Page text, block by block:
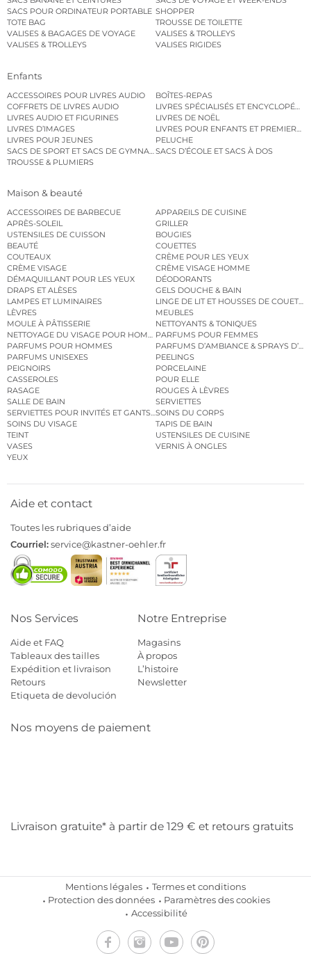
SACS POUR ORDINATEUR PORTABLE SHOPPER
TOTE BAG
TROUSSE DE TOILETTE
VALISES & BAGAGES DE VOYAGE
VALISES & TROLLEYS
VALISES & TROLLEYS
VALISES RIGIDES
Enfants
ACCESSOIRES POUR LIVRES AUDIO
BOÎTES-REPAS
COFFRETS DE LIVRES AUDIO
LIVRES SPÉCIALISÉS ET
LIVRES AUDIO ET FIGURINES
LIVRES DE NOËL
LIVRES D’IMAGES
LIVRES POUR ENFANTS ET PREMIERS
LIVRES POUR JEUNES
PELUCHE
SACS DE SPORT ET SACS DE GYMNASTIQUESACS D’ÉCOLE ET SACS À DOS
TROUSSE & PLUMIERS
Maison & beauté
ACCESSOIRES DE BARBECUE
APPAREILS DE CUISINE
APRÈS-SOLEIL
GRILLER
USTENSILES DE CUISSON
BOUGIES
BEAUTÉ
COUETTES
COUTEAUX
CRÈME POUR LES YEUX
CRÈME VISAGE
CRÈME VISAGE HOMME
DÉMAQUILLANT POUR LES YEUX
DÉODORANTS
DRAPS ET ALÈSES
GELS DOUCHE & BAIN
LAMPES ET LUMINAIRES
LINGE DE LIT ET HOUSSES DE COUETTE
LÈVRES
MEUBLES
MOULE À PÂTISSERIE
NETTOYANTS & TONIQUES
NETTOYAGE DU VISAGE POUR HOMMESPARFUMS POUR FEMMES
PARFUMS POUR HOMMES
PARFUMS D’AMBIANCE & SPRAYS
PARFUMS UNISEXES
PEELINGS
PEIGNOIRS
PORCELAINE
CASSEROLES
POUR ELLE
RASAGE
ROUGES À LÈVRES
SALLE DE BAIN
SERVIETTES
SERVIETTES POUR INVITÉS ET GANTS DE TOILETTE
SOINS DU CORPS
SOINS DU VISAGE
TAPIS DE BAIN
TEINT
USTENSILES DE CUISINE
VASES
VERNIS À ONGLES
YEUX
Aide et contact
Toutes les rubriques d’aide
Courriel:service@kastner-oehler.fr
Nos Services
Aide et FAQ
Tableaux des tailles
Expédition et livraison
Retours
Etiqueta de devolución
Notre Entreprise
Magasins
À propos
L’histoire
Newsletter
Nos moyens de paiement
Livraison gratuite* à partir de 129 € et retours gratuits
Mentions légales
Termes et conditions
Protection des données
Paramètres des cookies
Accessibilité